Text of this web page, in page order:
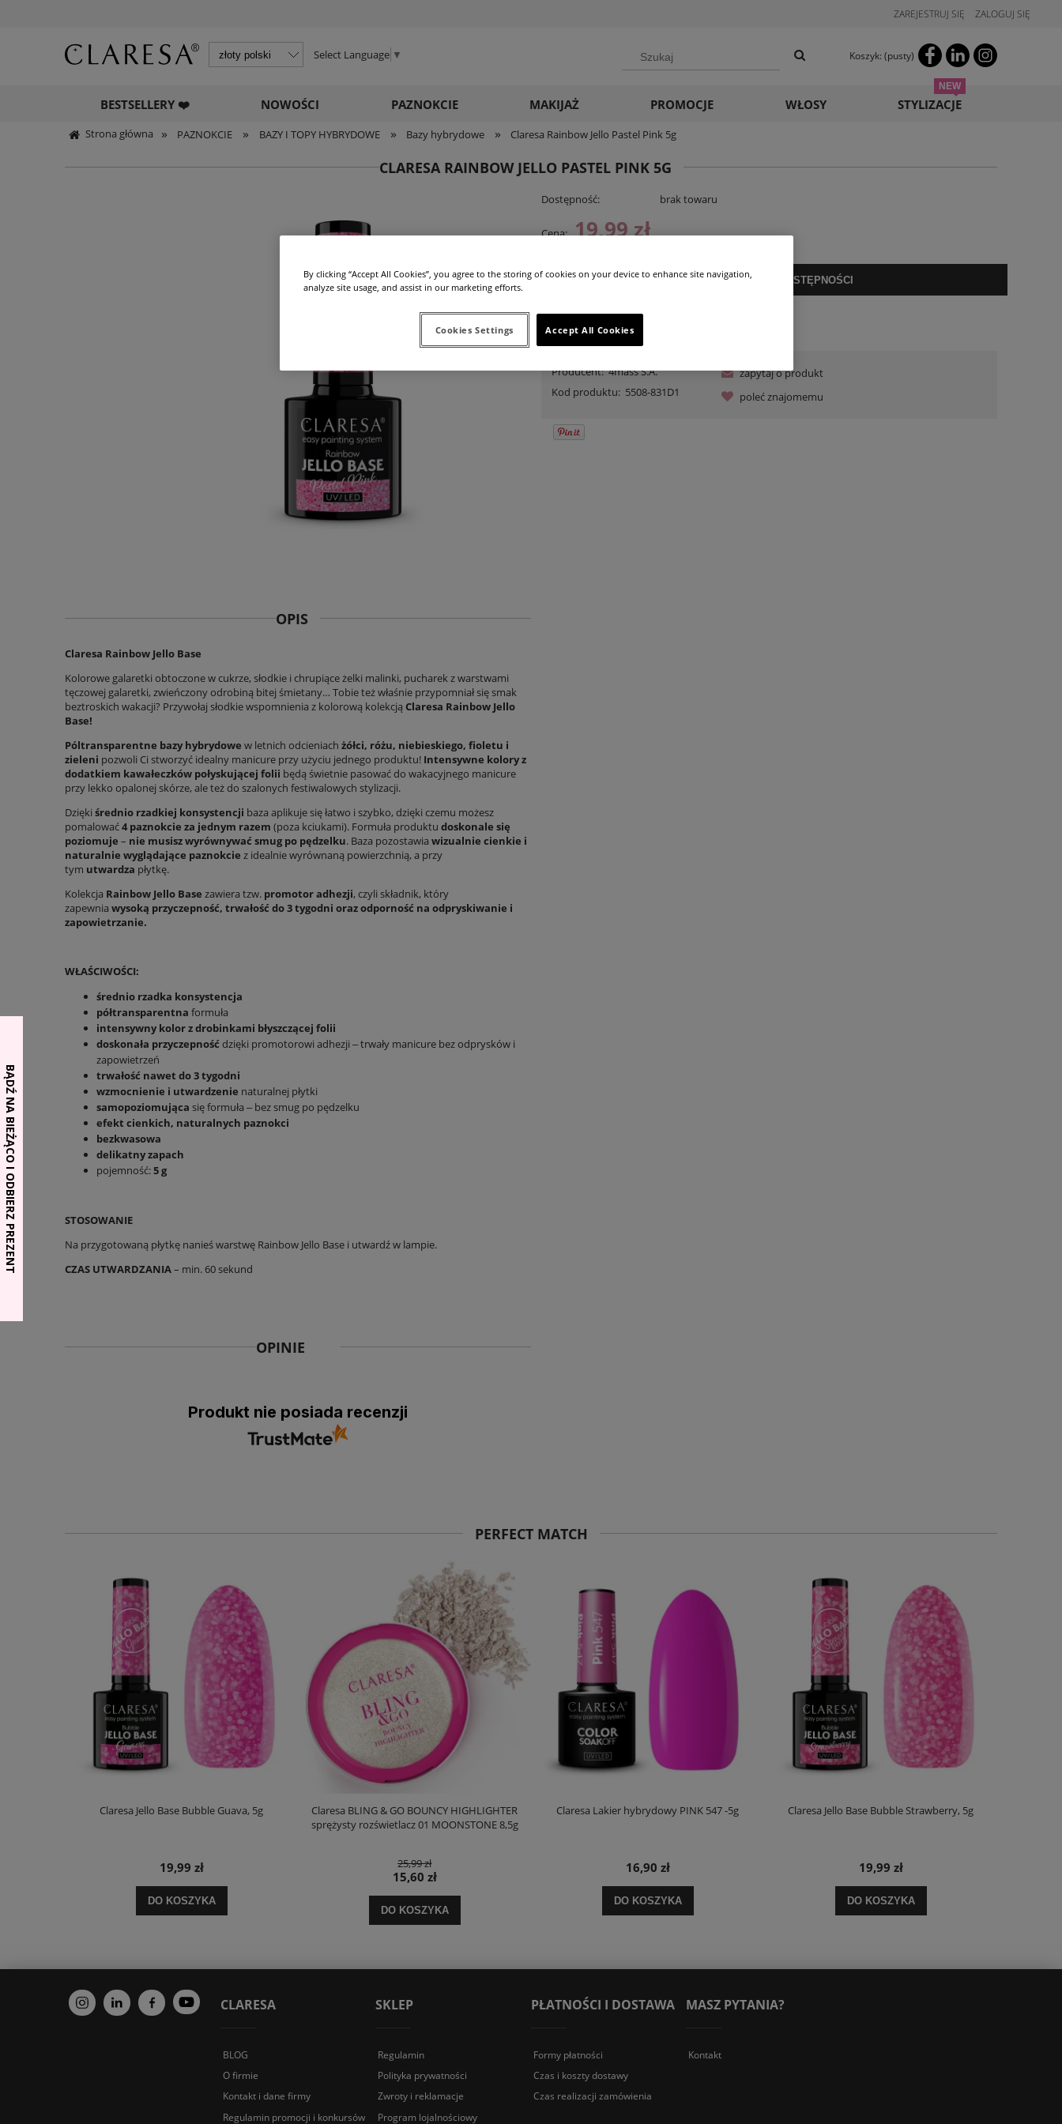
ZAREJESTRUJ SIĘ ZALOGUJ SIĘ
Koszyk: (pusty)
Select Language ▼
BESTSELLERY ❤️ NOWOŚCI PAZNOKCIE MAKIJAŻ PROMOCJE WŁOSY STYLIZACJE
Strona główna » PAZNOKCIE » BAZY I TOPY HYBRYDOWE » Bazy hybrydowe » Claresa Rainbow Jello Pastel Pink 5g
CLARESA RAINBOW JELLO PASTEL PINK 5G
Dostępność: brak towaru
Cena: 19,99 zł
POWIADOM O DOSTĘPNOŚCI
Producent: 4mass S.A.
Kod produktu: 5508-831D1
zapytaj o produkt
poleć znajomemu
OPIS
Claresa Rainbow Jello Base
Kolorowe galaretki obtoczone w cukrze, słodkie i chrupiące żelki malinki, pucharek z warstwami
tęczowej galaretki, zwieńczony odrobiną bitej śmietany… Tobie też właśnie przypomniał się smak
beztroskich wakacji? Przywołaj słodkie wspomnienia z kolorową kolekcją Claresa Rainbow Jello
Base!
Póltransparentne bazy hybrydowe w letnich odcieniach żółci, różu, niebieskiego, fioletu i
zieleni pozwoli Ci stworzyć idealny manicure przy użyciu jednego produktu! Intensywne kolory z
dodatkiem kawałeczków połyskującej folii będą świetnie pasować do wakacyjnego manicure
przy lekko opalonej skórze, ale też do szalonych festiwalowych stylizacji.
Dzięki średnio rzadkiej konsystencji baza aplikuje się łatwo i szybko, dzięki czemu możesz
pomalować4 paznokcie za jednym razem (poza kciukami). Formuła produktu doskonale się
poziomuje – nie musisz wyrównywać smug po pędzelku. Baza pozostawia wizualnie cienkie i
naturalnie wyglądające paznokcie z idealnie wyrównaną powierzchnią, a przy
tym utwardza płytkę.
Kolekcja Rainbow Jello Base zawiera tzw. promotor adhezji, czyli składnik, który
zapewnia wysoką przyczepność, trwałość do 3 tygodni oraz odporność na odpryskiwanie i
zapowietrzanie.
WŁAŚCIWOŚCI:
średnio rzadka konsystencja
półtransparentna formuła
intensywny kolor z drobinkami błyszczącej folii
doskonała przyczepność dzięki promotorowi adhezji ‒ trwały manicure bez odprysków i
zapowietrzeń
trwałość nawet do 3 tygodni
wzmocnienie i utwardzenie naturalnej płytki
samopoziomująca się formuła ‒ bez smug po pędzelku
efekt cienkich, naturalnych paznokci
bezkwasowa
delikatny zapach
pojemność:5 g
STOSOWANIE
Na przygotowaną płytkę nanieś warstwę Rainbow Jello Base i utwardź w lampie.
CZAS UTWARDZANIA– min. 60 sekund
OPINIE
Produkt nie posiada recenzji
PERFECT MATCH
Claresa Jello Base Bubble Guava, 5g
19,99 zł
DO KOSZYKA
Claresa BLING & GO BOUNCY HIGHLIGHTER
sprężysty rozświetlacz 01 MOONSTONE 8,5g
25,99 zł
15,60 zł
DO KOSZYKA
Claresa Lakier hybrydowy PINK 547 -5g
16,90 zł
DO KOSZYKA
Claresa Jello Base Bubble Strawberry, 5g
19,99 zł
DO KOSZYKA
CLARESA
BLOG
O firmie
Kontakt i dane firmy
Regulamin promocji i konkursów
SKLEP
Regulamin
Polityka prywatności
Zwroty i reklamacje
Program lojalnościowy
PŁATNOŚCI I DOSTAWA
Formy płatności
Czas i koszty dostawy
Czas realizacji zamówienia
MASZ PYTANIA?
Kontakt
By clicking “Accept All Cookies”, you agree to the storing of cookies on your device to enhance site navigation,
analyze site usage, and assist in our marketing efforts.
Accept All Cookies
Cookies Settings